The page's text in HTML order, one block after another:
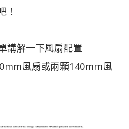
！
講解一下風扇配置
風扇或兩顆140mm風